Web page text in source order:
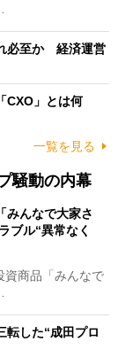
必至か 経済運営
CXO」とは何
一覧を見る
騒動の内幕
みんなで大家さ
ブル“異常なく
商品「みんなで
転した“成田プロ